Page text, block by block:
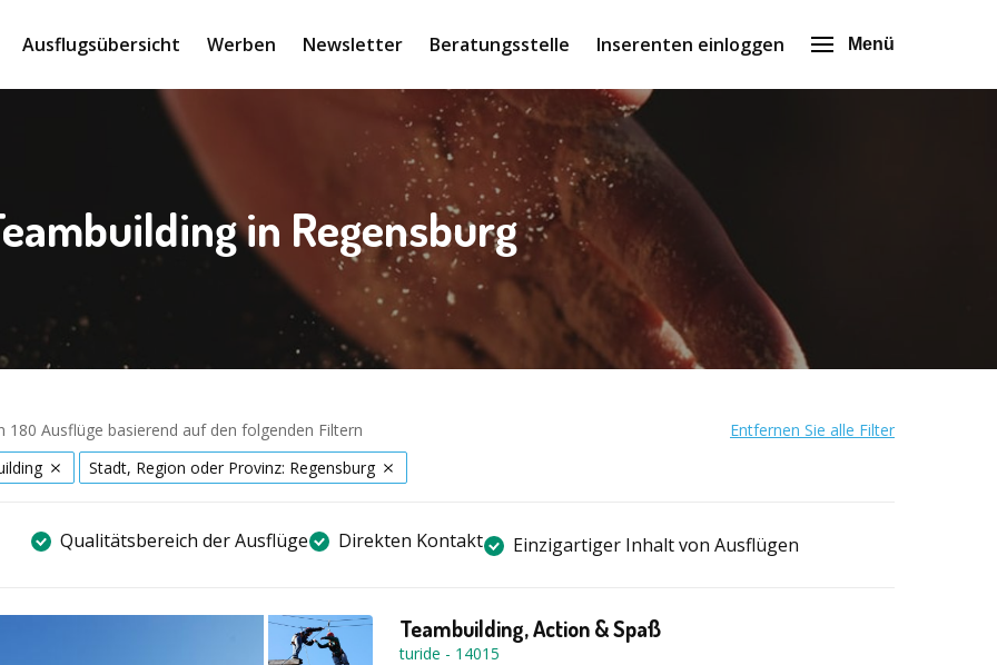
Ausflugsübersicht Werben Newsletter Beratungsstelle Inserenten einloggen Menü
in Regensburg
180 Ausflüge basierend auf den folgenden Filtern
Entfernen Sie alle Filter
Stadt, Region oder Provinz: Regensburg
Qualitätsbereich der Ausflüge Direkten Kontakt Einzigartiger Inhalt von Ausflügen
Teambuilding, Action & Spaß
turide - 14015